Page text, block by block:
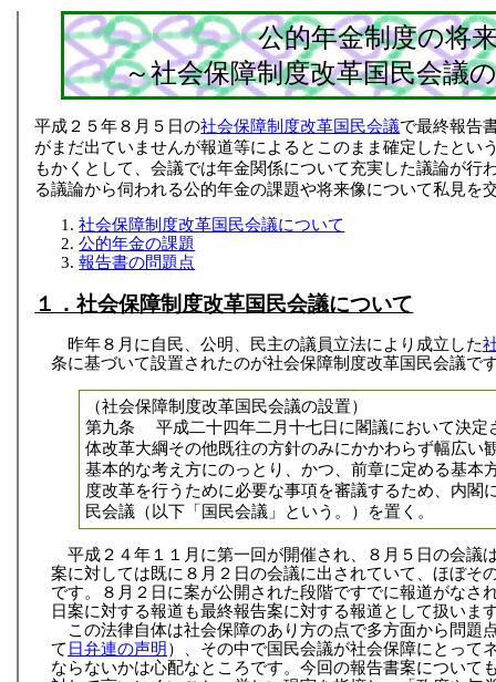
公的年金制度の将
～社会保障制度改革国民会議
平成２５年８月５日の社会保障制度改革国民会議で最終報告
がまだ出ていませんが報道等によるとこのまま確定したとい
もかくとして、会議では年金関係について充実した議論が行
る議論から伺われる公的年金の課題や将来像について私見を
社会保障制度改革国民会議について
公的年金の課題
報告書の問題点
１．社会保障制度改革国民会議について
昨年８月に自民、公明、民主の議員立法により成立した
条に基づいて設置されたのが社会保障制度改革国民会議で
（社会保障制度改革国民会議の設置）
第九条 平成二十四年二月十七日に閣議において決定
体改革大綱その他既往の方針のみにかかわらず幅広い
基本的な考え方にのっとり、かつ、前章に定める基本
度改革を行うために必要な事項を審議するため、内閣
民会議（以下「国民会議」という。）を置く。
平成２４年１１月に第一回が開催され、８月５日の会議
案に対しては既に８月２日の会議に出されていて、ほぼそ
です。８月２日に案が公開された段階ですでに報道がなさ
日案に対する報道も最終報告案に対する報道として扱いま
この法律自体は社会保障のあり方の点で多方面から問題
て 日弁連の声明）、その中で国民会議が社会保障にとって
ならないかは心配なところです。今回の報告書案について